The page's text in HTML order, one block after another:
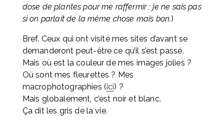
dose de plantes pour me raffermir ; je ne sais pas
si on parlait de la même chose mais bon.)
Bref. Ceux qui ont visité mes sites d’avant se
demanderont peut-être ce qu’il s’est passé.
Mais où est la couleur de mes images jolies ?
Où sont mes fleurettes ? Mes
macrophotographies (ici) ?
Mais globalement, c’est noir et blanc.
Ça dit les gris de la vie.